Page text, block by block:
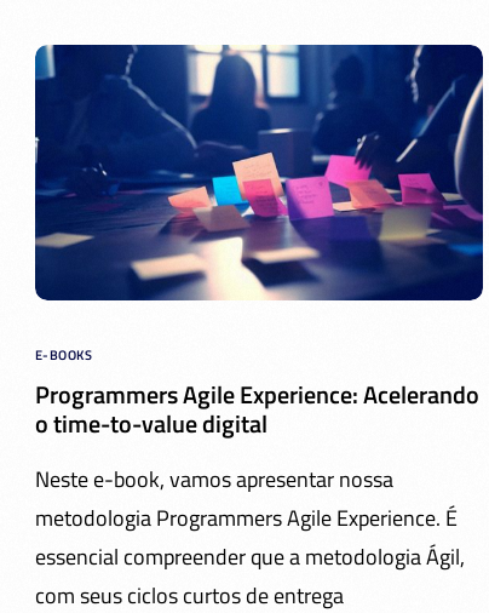
E-BOOKS
Programmers Agile Experience: Acelerando
o time-to-value digital
Neste e-book, vamos apresentar nossa
metodologia Programmers Agile Experience. É
essencial compreender que a metodologia Ágil,
com seus ciclos curtos de entrega